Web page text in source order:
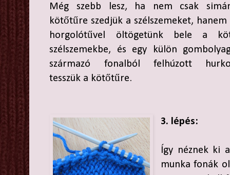
Még szebb lesz, ha nem csak
kötőtűre szedjük a szélszemeket, hanem
horgolótűvel öltögetünk bele a
szélszemekbe, és egy külön
származó fonalból felhúzott
tesszük a kötőtűre.
3. lépés:
Így néznek ki
munka fonák